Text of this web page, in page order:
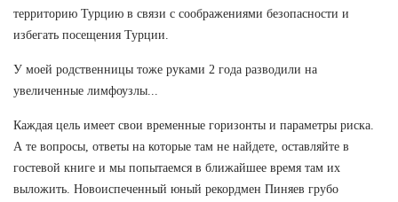
территорию Турцию в связи с соображениями безопасности и
избегать посещения Турции.
У моей родственницы тоже руками 2 года разводили на
увеличенные лимфоузлы...
Каждая цель имеет свои временные горизонты и параметры риска.
А те вопросы, ответы на которые там не найдете, оставляйте в
гостевой книге и мы попытаемся в ближайшее время там их
выложить. Новоиспеченный юный рекордмен Пиняев грубо